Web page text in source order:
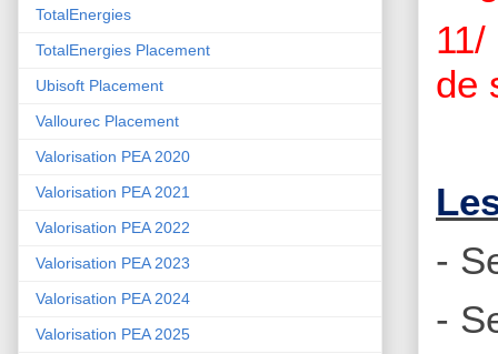
de
-
-
TotalEnergies
TotalEnergies Placement
Ubisoft Placement
Vallourec Placement
Valorisation PEA 2020
Valorisation PEA 2021
Valorisation PEA 2022
Valorisation PEA 2023
Valorisation PEA 2024
Valorisation PEA 2025